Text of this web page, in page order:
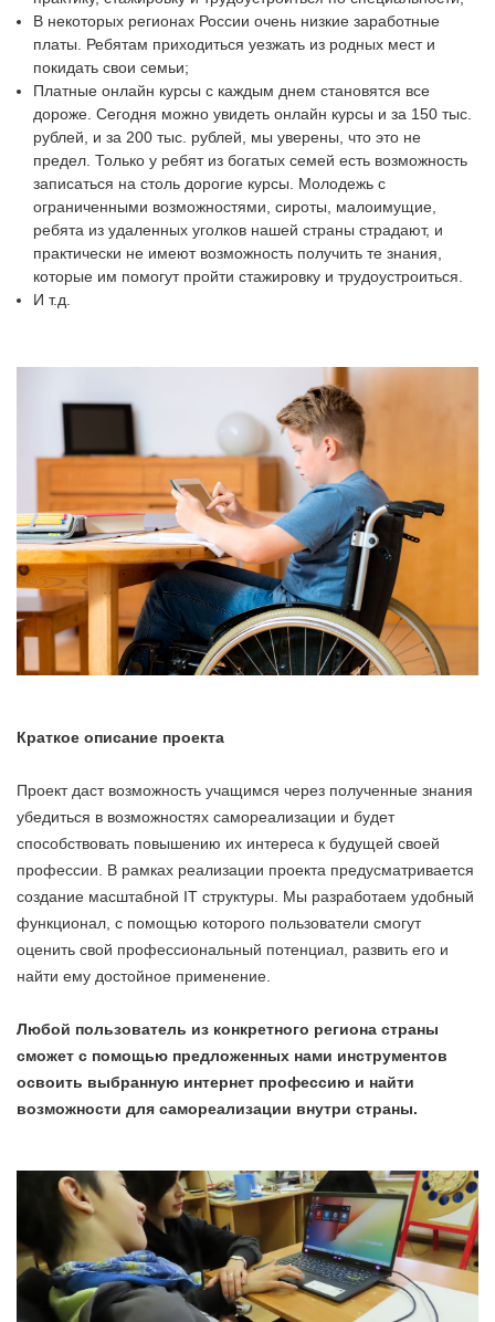
В некоторых регионах России очень низкие заработные
платы. Ребятам приходиться уезжать из родных мест и
покидать свои семьи;
Платные онлайн курсы с каждым днем становятся все
дороже. Сегодня можно увидеть онлайн курсы и за 150 тыс.
рублей, и за 200 тыс. рублей, мы уверены, что это не
предел. Только у ребят из богатых семей есть возможность
записаться на столь дорогие курсы. Молодежь с
ограниченными возможностями, сироты, малоимущие,
ребята из удаленных уголков нашей страны страдают, и
практически не имеют возможность получить те знания,
которые им помогут пройти стажировку и трудоустроиться.
И т.д.
Краткое описание проекта
Проект даст возможность учащимся через полученные знания
убедиться в возможностях самореализации и будет
способствовать повышению их интереса к будущей своей
профессии. В рамках реализации проекта предусматривается
создание масштабной IT структуры. Мы разработаем удобный
функционал, с помощью которого пользователи смогут
оценить свой профессиональный потенциал, развить его и
найти ему достойное применение.
Любой пользователь из конкретного региона страны
сможет с помощью предложенных нами инструментов
освоить выбранную интернет профессию и найти
возможности для самореализации внутри страны.